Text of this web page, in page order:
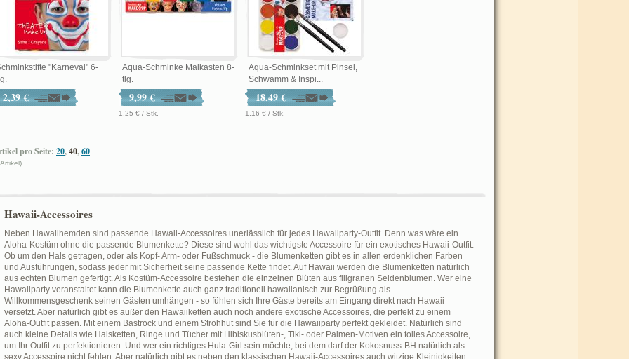
"Karneval" 6-
2,39 €
Aqua-Schminke Malkasten 8-
tlg.
9,99 €
1,25 € / Stk.
Aqua-Schminkset mit Pinsel,
Schwamm & Inspi...
18,49 €
1,16 € / Stk.
pro Seite: 20,40,60
Hawaii-Accessoires
Neben Hawaiihemden sind passende Hawaii-Accessoires unerlässlich für jedes Hawaiiparty-Outfit. Denn was wäre ein
Aloha-Kostüm ohne die passende Blumenkette? Diese sind wohl das wichtigste Accessoire für ein exotisches Hawaii-Outfit.
Ob um den Hals getragen, oder als Kopf- Arm- oder Fußschmuck - die Blumenketten gibt es in allen erdenklichen Farben
und Ausführungen, sodass jeder mit Sicherheit seine passende Kette findet. Auf Hawaii werden die Blumenketten natürlich
aus echten Blumen gefertigt. Als Kostüm-Accessoire bestehen die einzelnen Blüten aus filigranen Seidenblumen. Wer eine
Hawaiiparty veranstaltet kann die Blumenkette auch ganz traditionell hawaiianisch zur Begrüßung als
Willkommensgeschenk seinen Gästen umhängen - so fühlen sich Ihre Gäste bereits am Eingang direkt nach Hawaii
versetzt. Aber natürlich gibt es außer den Hawaiiketten auch noch andere exotische Accessoires, die perfekt zu einem
Aloha-Outfit passen. Mit einem Bastrock und einem Strohhut sind Sie für die Hawaiiparty perfekt gekleidet. Natürlich sind
auch kleine Details wie Halsketten, Ringe und Tücher mit Hibiskusblüten-, Tiki- oder Palmen-Motiven ein tolles Accessoire,
um Ihr Outfit zu perfektionieren. Und wer ein richtiges Hula-Girl sein möchte, bei dem darf der Kokosnuss-BH natürlich als
sexy Accessoire nicht fehlen. Aber natürlich gibt es neben den klassischen Hawaii-Accessoires auch witzige Kleinigkeiten,